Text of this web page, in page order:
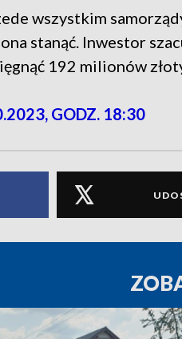
wszystkim
stanąć. Inwestor
192 milionów
GODZ. 18:30